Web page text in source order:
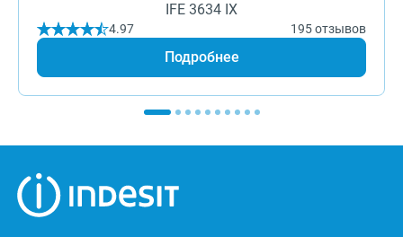
IFE 3634 IX
4.97 195 отзывов
Подробнее